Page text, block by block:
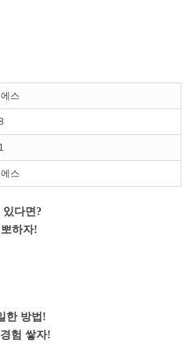
스
스
있다면?
하자!
한 방법 !
험 쌓자!